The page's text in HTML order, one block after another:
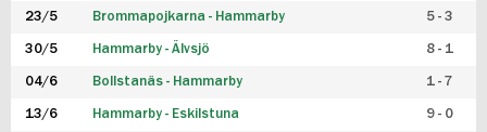
23/5 Brommapojkarna - Hammarby 5 - 3
30/5 Hammarby - Älvsjö 8 - 1
04/6 Bollstanäs - Hammarby 1 - 7
13/6 Hammarby - Eskilstuna 9 - 0